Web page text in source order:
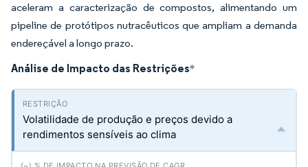
aceleram a caracterização de compostos, alimentando um
pipeline de protótipos nutracêuticos que ampliam a demanda
endereçável a longo prazo.
Análise de Impacto das Restrições*
Volatilidade de produção e preços devido a
rendimentos sensíveis ao clima